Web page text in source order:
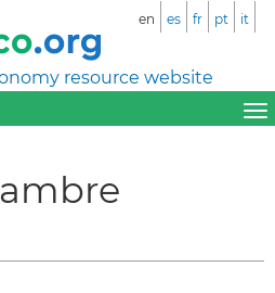
resource website
en es fr pt it